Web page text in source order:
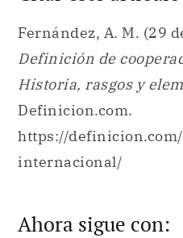
Fernández, A. M. (29
Definición de
Historia, rasgos y
Definicion.com.
https://
internacional/
Ahora sigue con: